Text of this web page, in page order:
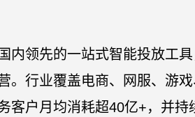
内领先的一站式智能投放工
。行业覆盖电商、网服、游
客户月均消耗超40亿+，并持